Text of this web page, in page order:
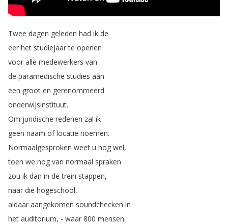
Twee dagen geleden had ik de
eer het studiejaar te openen
voor alle medewerkers van
de paramedische studies aan
een groot en gerenommeerd
onderwijsinstituut.
Om juridische redenen zal ik
geen naam of locatie noemen.
Normaalgesproken weet u nog wel,
toen we nog van normaal spraken
zou ik dan in de trein stappen,
naar die hogeschool,
aldaar aangekomen soundchecken in
het auditorium, - waar 800 mensen